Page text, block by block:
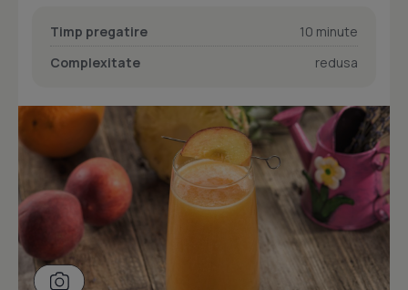
Timp pregatire
10 minute
Complexitate
redusa